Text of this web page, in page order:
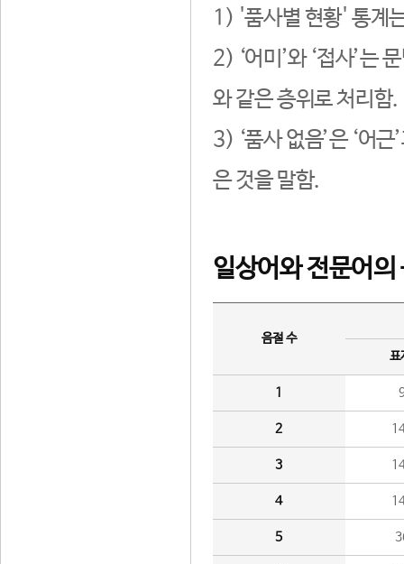
1) '품사별 현황' 통계
2) ‘어미’와 ‘접사’는
와 같은 층위로 처리함.
3) ‘품사 없음’은 ‘어
은 것을 말함.
일상어와 전문어의
음절 수
표
1
2
3
4
5